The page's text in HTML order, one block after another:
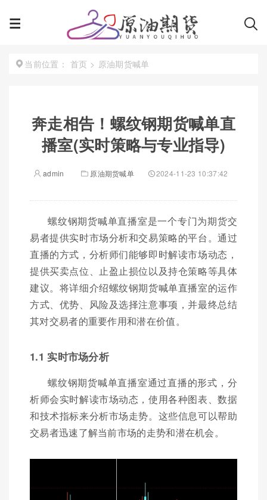
当前位置： 首页 > 原油期货喊单
奔走相告！螺纹钢期货喊单直
播室(实时策略与专业指导)
admin 原油期货喊单 2024-11-23 10:37:42
螺纹钢期货喊单直播室是一个专门为期货交
易者提供实时市场分析和交易策略的平台。通过
直播的方式，分析师们能够即时解读市场动态，
提供买卖点位、止盈止损位以及持仓策略等具体
建议。将详细介绍螺纹钢期货喊单直播室的运作
方式、优势、风险及选择注意事项，并最终总结
其对交易者的重要作用和潜在价值。
1.1 实时市场分析
螺纹钢期货喊单直播室通过直播的形式，分
析师会实时解读市场动态，使用各种图表、数据
和技术指标来分析市场走势。这些信息可以帮助
交易者迅速了解当前市场的走势和潜在机会。